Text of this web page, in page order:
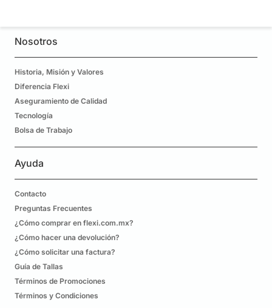
Nosotros
Historia, Misión y Valores
Diferencia Flexi
Aseguramiento de Calidad
Tecnología
Bolsa de Trabajo
Ayuda
Contacto
Preguntas Frecuentes
¿Cómo comprar en flexi.com.mx?
¿Cómo hacer una devolución?
¿Cómo solicitar una factura?
Guía de Tallas
Términos de Promociones
Términos y Condiciones